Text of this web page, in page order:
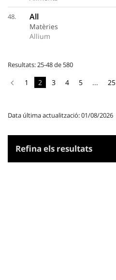
Refina els resultats
Tesaurus
48. All
Matèries
Allium
Resultats: 25-48 de 580
1 2 3 4 5 ... 25
Data última actualització: 01/08/2026